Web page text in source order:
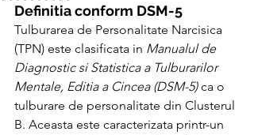
Definitia conform DSM-5
Tulburarea de Personalitate Narcisica
(TPN) este clasificata in Manualul de
Diagnostic si Statistica a Tulburarilor
Mentale, Editia a Cincea (DSM-5) ca o
tulburare de personalitate din Clusterul
B. Aceasta este caracterizata printr-un